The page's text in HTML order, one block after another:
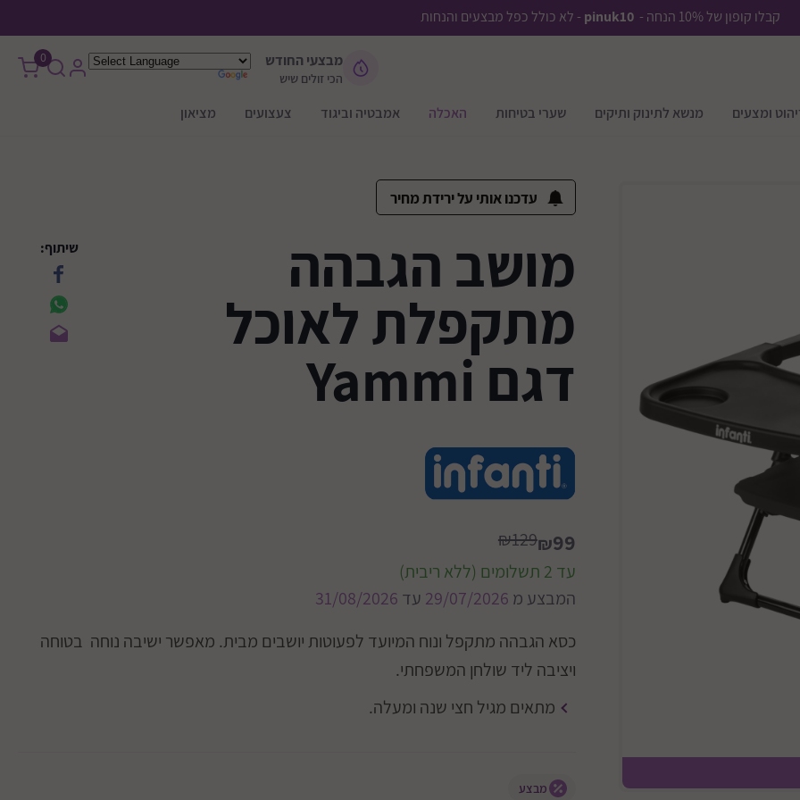
קבלו קופון של 10% הנחה - pinuk10 - לא כולל כפל מבצעים והנחות
ומצעים מנשא לתינוק ותיקים שערי בטיחות האכלה אמבטיה וביגוד צעצועים מציאון
מבצעי החודש
הכי זולים שיש
0
עדכנו אותי על ירידת מחיר
מושב הגבהה
מתקפלת לאוכל
דגם Yammi
₪99
₪129
עד 2 תשלומים (ללא ריבית)
המבצע מ 29/07/2026 עד 31/08/2026
שיתוף:
כסא הגבהה מתקפל ונוח המיועד לפעוטות יושבים מבית. מאפשר ישיבה נוחה בטוחה
ויציבה ליד שולחן המשפחתי.
מתאים מגיל חצי שנה ומעלה.
מבצע